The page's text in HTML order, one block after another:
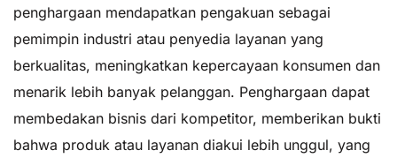
penghargaan mendapatkan pengakuan sebagai
pemimpin industri atau penyedia layanan yang
berkualitas, meningkatkan kepercayaan konsumen dan
menarik lebih banyak pelanggan. Penghargaan dapat
membedakan bisnis dari kompetitor, memberikan bukti
bahwa produk atau layanan diakui lebih unggul, yang